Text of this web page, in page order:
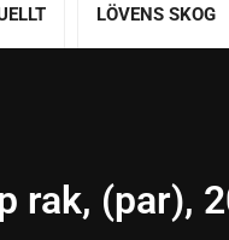
LÖVENS SKOG
rak, (par),